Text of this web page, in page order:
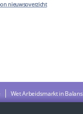
nieuwsoverzicht
Wet Arbeidsmarkt in Balans